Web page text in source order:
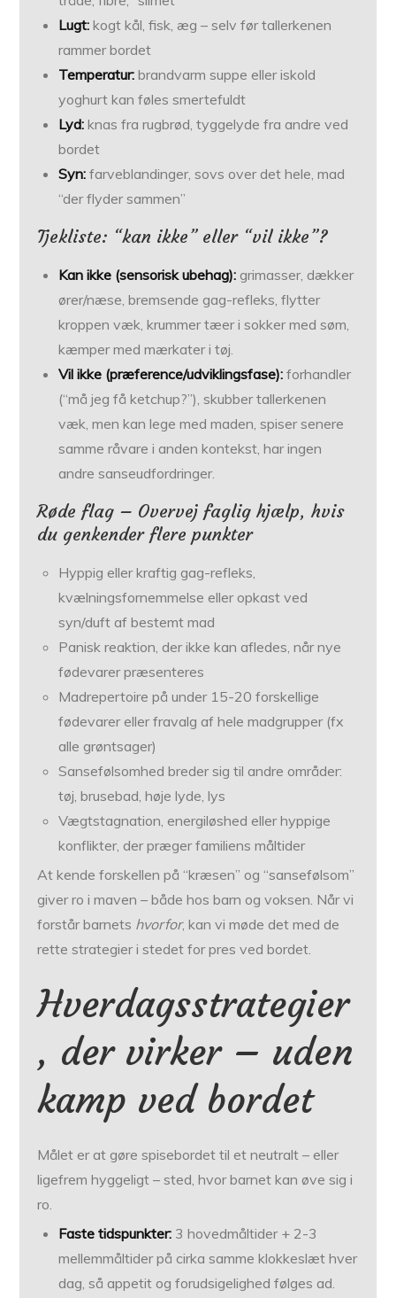
Lugt: kogt kål, fisk, æg – selv før tallerkenen
rammer bordet
Temperatur: brandvarm suppe eller iskold
yoghurt kan føles smertefuldt
Lyd: knas fra rugbrød, tyggelyde fra andre ved
bordet
Syn: farveblandinger, sovs over det hele, mad
“der flyder sammen”
Tjekliste: “kan ikke” eller “vil ikke”?
Kan ikke (sensorisk ubehag): grimasser, dækker
ører/næse, bremsende gag-refleks, flytter
kroppen væk, krummer tæer i sokker med søm,
kæmper med mærkater i tøj.
Vil ikke (præference/udviklingsfase): forhandler
(“må jeg få ketchup?”), skubber tallerkenen
væk, men kan lege med maden, spiser senere
samme råvare i anden kontekst, har ingen
andre sanseudfordringer.
Røde flag – Overvej faglig hjælp, hvis
du genkender flere punkter
Hyppig eller kraftig gag-refleks,
kvælningsfornemmelse eller opkast ved
syn/duft af bestemt mad
Panisk reaktion, der ikke kan afledes, når nye
fødevarer præsenteres
Madrepertoire på under 15-20 forskellige
fødevarer eller fravalg af hele madgrupper (fx
alle grøntsager)
Sansefølsomhed breder sig til andre områder:
tøj, brusebad, høje lyde, lys
Vægtstagnation, energiløshed eller hyppige
konflikter, der præger familiens måltider
At kende forskellen på “kræsen” og “sansefølsom”
giver ro i maven – både hos barn og voksen. Når vi
forstår barnets hvorfor, kan vi møde det med de
rette strategier i stedet for pres ved bordet.
Hverdagsstrategier
, der virker – uden
kamp ved bordet
Målet er at gøre spisebordet til et neutralt – eller
ligefrem hyggeligt – sted, hvor barnet kan øve sig i
ro.
Faste tidspunkter: 3 hovedmåltider + 2-3
mellemmåltider på cirka samme klokkeslæt hver
dag, så appetit og forudsigelighed følges ad.